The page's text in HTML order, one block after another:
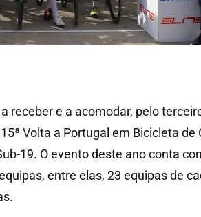
receber e a acomodar, pelo
Volta a Portugal em Bicicleta de
19. O evento deste ano conta
entre elas, 23 equipas de